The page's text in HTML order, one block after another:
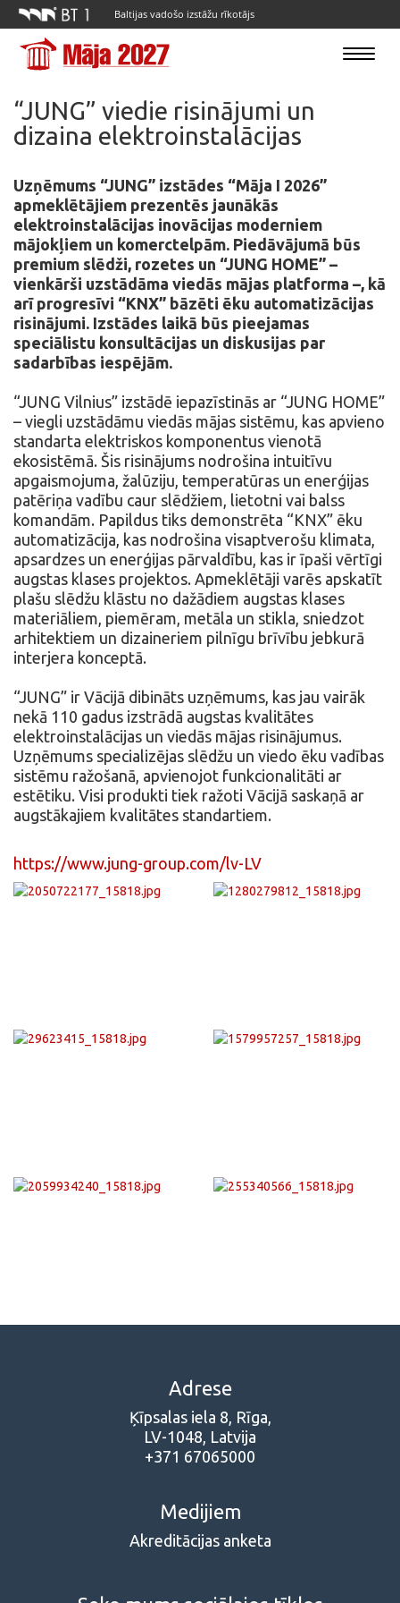
Baltijas vadošo izstāžu rīkotājs
Toggle
“JUNG” viedie risinājumi un
dizaina elektroinstalācijas
Uzņēmums “JUNG” izstādes “Māja I 2026”
apmeklētājiem prezentēs jaunākās
elektroinstalācijas inovācijas moderniem
mājokļiem un komerctelpām. Piedāvājumā būs
premium slēdži, rozetes un “JUNG HOME” –
vienkārši uzstādāma viedās mājas platforma –, kā
arī progresīvi “KNX” bāzēti ēku automatizācijas
risinājumi. Izstādes laikā būs pieejamas
speciālistu konsultācijas un diskusijas par
sadarbības iespējām.
“JUNG Vilnius” izstādē iepazīstinās ar “JUNG HOME”
– viegli uzstādāmu viedās mājas sistēmu, kas apvieno
standarta elektriskos komponentus vienotā
ekosistēmā. Šis risinājums nodrošina intuitīvu
apgaismojuma, žalūziju, temperatūras un enerģijas
patēriņa vadību caur slēdžiem, lietotni vai balss
komandām. Papildus tiks demonstrēta “KNX” ēku
automatizācija, kas nodrošina visaptverošu klimata,
apsardzes un enerģijas pārvaldību, kas ir īpaši vērtīgi
augstas klases projektos. Apmeklētāji varēs apskatīt
plašu slēdžu klāstu no dažādiem augstas klases
materiāliem, piemēram, metāla un stikla, sniedzot
arhitektiem un dizaineriem pilnīgu brīvību jebkurā
interjera konceptā.
“JUNG” ir Vācijā dibināts uzņēmums, kas jau vairāk
nekā 110 gadus izstrādā augstas kvalitātes
elektroinstalācijas un viedās mājas risinājumus.
Uzņēmums specializējas slēdžu un viedo ēku vadības
sistēmu ražošanā, apvienojot funkcionalitāti ar
estētiku. Visi produkti tiek ražoti Vācijā saskaņā ar
augstākajiem kvalitātes standartiem.
https://www.jung-group.com/lv-LV
Adrese
Ķīpsalas iela 8, Rīga,
LV-1048, Latvija
+371 67065000
Medijiem
Akreditācijas anketa